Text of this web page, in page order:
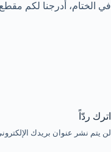
في الختام، أدرجنا لكم مقطع انطونيو سليمان وصوفي +18 كامل بدون
اترك ردّاً
لن يتم نشر عنوان بريدك